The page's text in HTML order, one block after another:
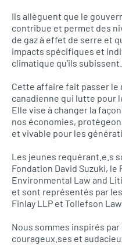
Ils allèguent que le
contribue et permet des
de gaz à effet de serre et
impacts spécifiques et
climatique qu’ils subissent.
Cette affaire fait passer le
canadienne qui lutte pour
Elle vise à changer la
nos économies,
et vivable pour les
Les jeunes requérant.e.s
Fondation David Suzuki,
Environmental Law and
et sont représentés par
Finlay LLP et Tollefson
Nous sommes inspirés
courageux.ses et